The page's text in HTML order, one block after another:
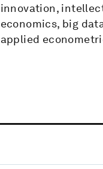
innovation,
economics, big
applied